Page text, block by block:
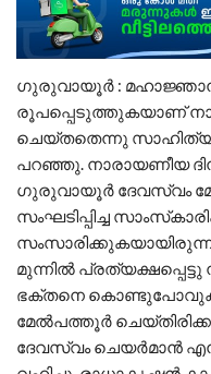
ഗുരുവായൂര്‍ :
രൂപപ്പെടുത്തുകയാണ്
ചെയ്തതെന്നു
പറഞ്ഞു. നാരായണീയ
ഗുരുവായൂര്‍ ദേവസ്വം
സംഘടിപ്പിച്ച
സംസാരിക്കുകയായിരുന്നു
മുന്നില്‍
ഭക്തനെ
മേല്‍പത്തൂര്‍
ദേവസ്വം ചെയര്‍മാന്‍